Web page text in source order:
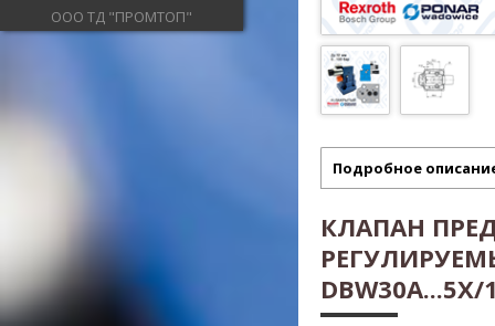
ООО ТД "ПРОМТОП"
Подробное
КЛАПАН
DBW30A...5X/